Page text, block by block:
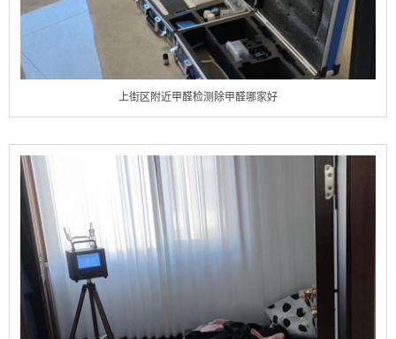
上街区附近甲醛检测除甲醛哪家好